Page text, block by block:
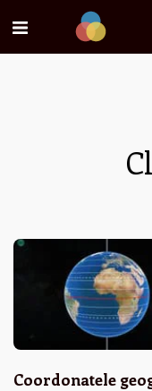
Coordonatele